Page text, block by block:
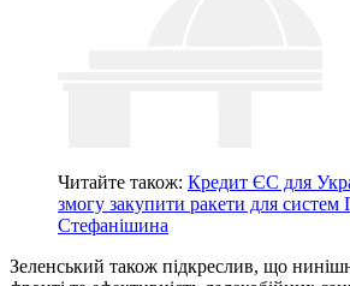
Читайте також: Кредит ЄС для
змогу закупити ракети для
Стефанішина
Зеленський також підкреслив, що